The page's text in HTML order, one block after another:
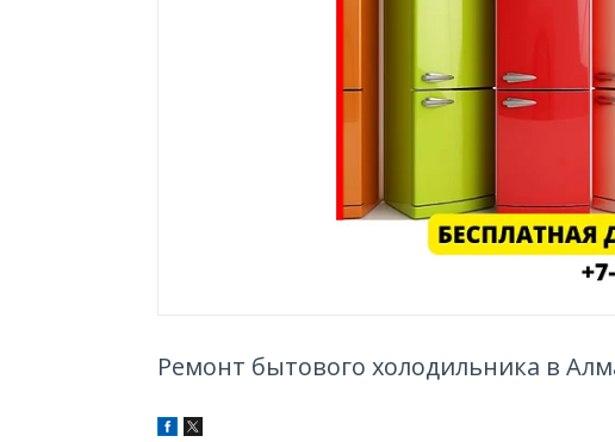
Ремонт бытового холодильника в